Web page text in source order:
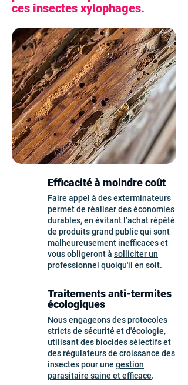
ces insectes xylophages.
Efficacité à moindre coût
Faire appel à des exterminateurs
permet de réaliser des économies
durables, en évitant l’achat répété
de produits grand public qui sont
malheureusement inefficaces et
vous obligeront à solliciter un
professionnel quoiqu'il en soit.
Traitements anti-termites
écologiques
Nous engageons des protocoles
stricts de sécurité et d'écologie,
utilisant des biocides sélectifs et
des régulateurs de croissance des
insectes pour une gestion
parasitaire saine et efficace.